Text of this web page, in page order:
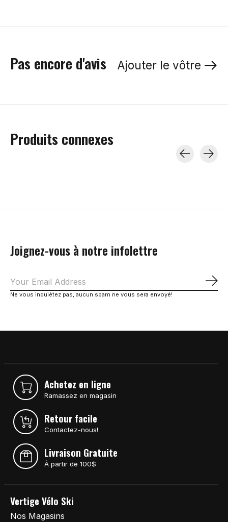
Pas encore d'avis Ajouter le vôtre
Produits connexes
Joignez-vous à notre infolettre
Ne vous inquiétez pas, aucun spam ne vous sera envoyé!
Achetez en ligne
Ramassez en magasin
Retour facile
Contactez-nous!
Livraison Gratuite
À partir de 100$
Vertige Vélo Ski
Nos Magasins